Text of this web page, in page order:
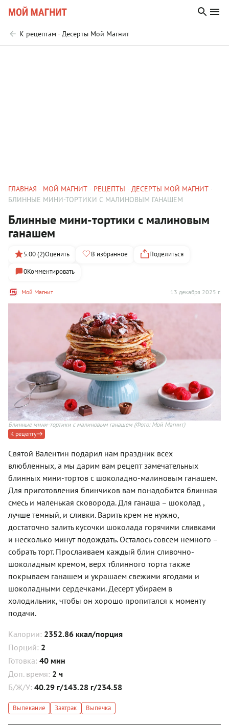
К рецептам - Десерты Мой Магнит
ГЛАВНАЯ МОЙ МАГНИТ РЕЦЕПТЫ
ДЕСЕРТЫ МОЙ МАГНИТ
БЛИННЫЕ МИНИ-ТОРТИКИ С МАЛИНОВЫМ ГАНАШЕМ
Блинные мини-тортики с малиновым
ганашем
Мой Магнит 13 декабря 2025 г.
5.00 (2)Оценить В избранное
Поделиться
0Комментировать
Блинные мини-тортики с малиновым ганашем (Фото: Мой Магнит)
К рецепту
Святой Валентин подарил нам праздник всех
влюбленных, а мы дарим вам рецепт замечательных
блинных мини-тортов с шоколадно-малиновым ганашем.
Для приготовления блинчиков вам понадобится блинная
смесь и маленькая сковорода. Для ганаша – шоколад ,
лучше темный, и сливки. Варить крем не нужно,
достаточно залить кусочки шоколада горячими сливками
и несколько минут подождать. Осталось совсем немного –
собрать торт. Прослаиваем каждый блин сливочно-
шоколадным кремом, верх тблинного торта также
покрываем ганашем и украшаем свежими ягодами и
шоколадными сердечками. Десерт убираем в
холодильник, чтобы он хорошо пропитался к моменту
подачи.
Калории: 2352.86 ккал/порция
Порций: 2
Готовка: 40 мин
Доп. время: 2 ч
Б/Ж/У: 40.29 г/143.28 г/234.58
Выпекание Завтрак Выпечка